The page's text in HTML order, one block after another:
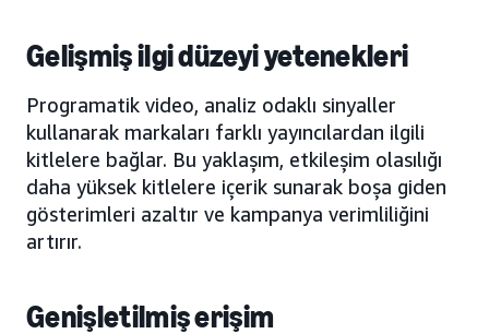
Gelişmiş ilgi düzeyi yetenekleri
Programatik video, analiz odaklı sinyaller
kullanarak markaları farklı yayıncılardan ilgili
kitlelere bağlar. Bu yaklaşım, etkileşim olasılığı
daha yüksek kitlelere içerik sunarak boşa giden
gösterimleri azaltır ve kampanya verimliliğini
artırır.
Genişletilmiş erişim